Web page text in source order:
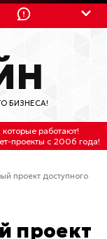
(с 2:30 до 11:30 по
здания
БИЗНЕСА!
которые работают!
проекты с 2006 года!
проект доступного